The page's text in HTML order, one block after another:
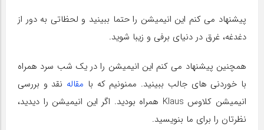
پیشنهاد می کنم این انیمیشن را حتما ببینید و لحظاتی به دور از
دغدغه، غرق در دنیای برفی و زیبا شوید.
همچنین پیشنهاد می کنم این انیمیشن را در یک شب سرد همراه
با خوردنی های جالب ببینید. ممنونیم که با مقاله نقد و بررسی
انیمیشن کلاوس Klaus همراه بودید. اگر این انیمیشن را دیدید،
نظرتان را برای ما بنویسید.